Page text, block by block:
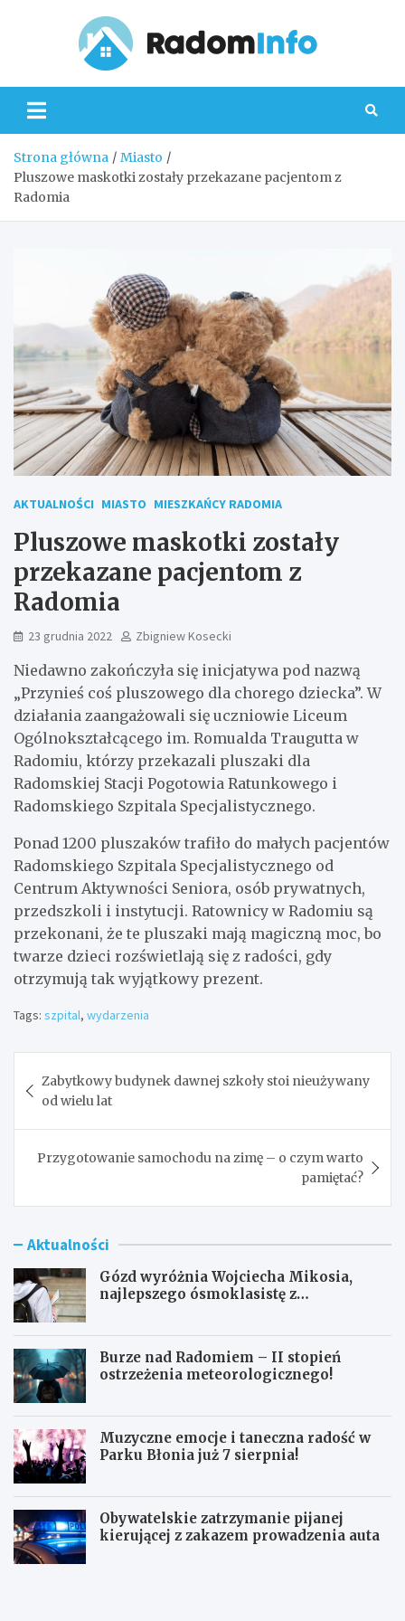
Strona główna
Miasto
Pluszowe maskotki zostały przekazane pacjentom z
Radomia
AKTUALNOŚCI MIASTO MIESZKAŃCY RADOMIA
Pluszowe maskotki zostały
przekazane pacjentom z
Radomia
23 grudnia 2022 Zbigniew Kosecki
Niedawno zakończyła się inicjatywa pod nazwą
„Przynieś coś pluszowego dla chorego dziecka”. W
działania zaangażowali się uczniowie Liceum
Ogólnokształcącego im. Romualda Traugutta w
Radomiu, którzy przekazali pluszaki dla
Radomskiej Stacji Pogotowia Ratunkowego i
Radomskiego Szpitala Specjalistycznego.
Ponad 1200 pluszaków trafiło do małych pacjentów
Radomskiego Szpitala Specjalistycznego od
Centrum Aktywności Seniora, osób prywatnych,
przedszkoli i instytucji. Ratownicy w Radomiu są
przekonani, że te pluszaki mają magiczną moc, bo
twarze dzieci rozświetlają się z radości, gdy
otrzymują tak wyjątkowy prezent.
Tags: szpital, wydarzenia
wpisu
Zabytkowy budynek dawnej szkoły stoi nieużywany
od wielu lat
Przygotowanie samochodu na zimę – o czym warto
pamiętać?
Aktualności
Gózd wyróżnia Wojciecha Mikosia,
najlepszego ósmoklasistę z
Burze nad Radomiem – II stopień
ostrzeżenia meteorologicznego!
Muzyczne emocje i taneczna radość w
Parku Błonia już 7 sierpnia!
Obywatelskie zatrzymanie pijanej
kierującej z zakazem prowadzenia auta
G
B